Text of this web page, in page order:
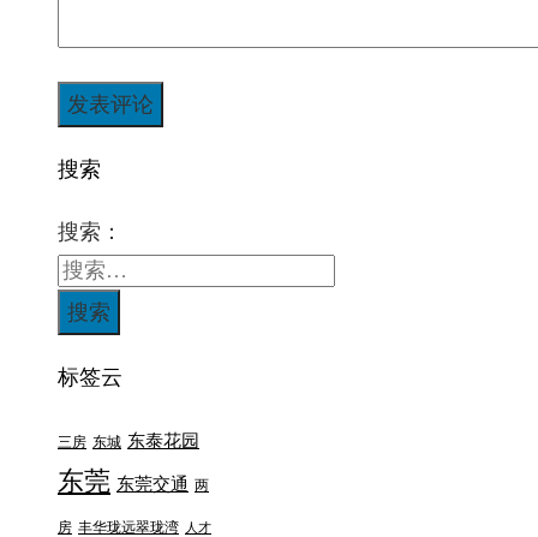
搜索
搜索：
标签云
三房 东城 东泰花园
东莞 东莞交通 两
房 丰华珑远翠珑湾 人才